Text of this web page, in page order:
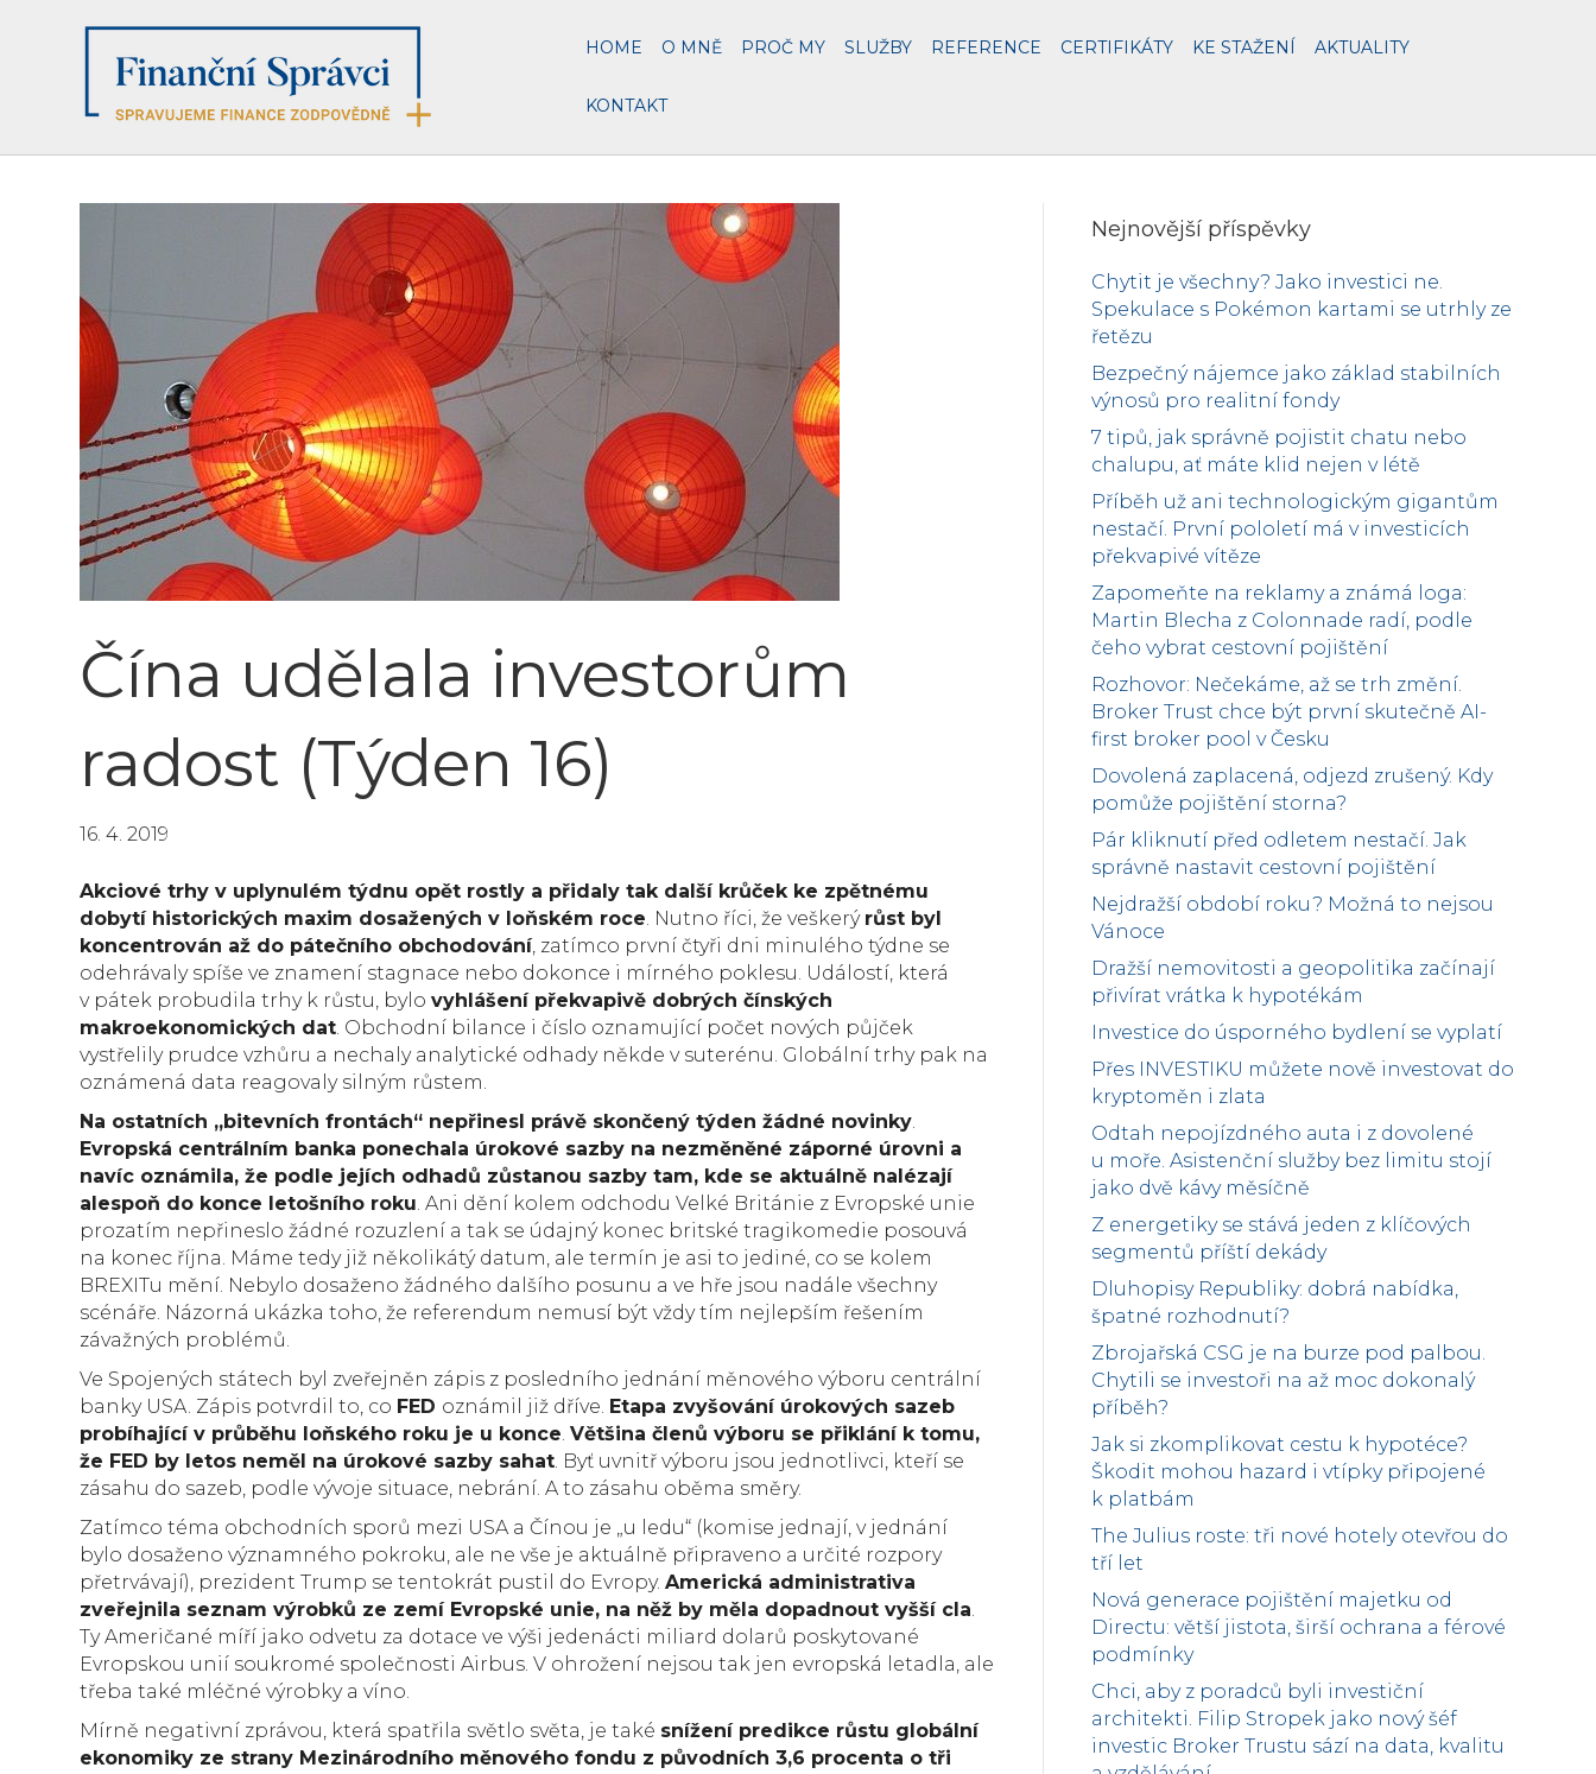
HOME O MNĚ PROČ MY SLUŽBY REFERENCE CERTIFIKÁTY KE STAŽENÍ AKTUALITY
KONTAKT
Čína udělala investorům
radost (Týden 16)
16. 4. 2019
Akciové trhy v uplynulém týdnu opět rostly a přidaly tak další krůček ke zpětnému
dobytí historických maxim dosažených v loňském roce. Nutno říci, že veškerý růst byl
koncentrován až do pátečního obchodování, zatímco první čtyři dni minulého týdne se
odehrávaly spíše ve znamení stagnace nebo dokonce i mírného poklesu. Událostí, která
v pátek probudila trhy k růstu, bylovyhlášení překvapivě dobrých čínských
makroekonomických dat. Obchodní bilance i číslo oznamující počet nových půjček
vystřelily prudce vzhůru a nechaly analytické odhady někde v suterénu. Globální trhy pak na
oznámená data reagovaly silným růstem.
Na ostatních „bitevních frontách“ nepřinesl právě skončený týden žádné novinky.
Evropská centrálním banka ponechala úrokové sazby na nezměněné záporné úrovni a
navíc oznámila, že podle jejích odhadů zůstanou sazby tam, kde se aktuálně nalézají
alespoň do konce letošního roku. Ani dění kolem odchodu Velké Británie z Evropské unie
prozatím nepřineslo žádné rozuzlení a tak se údajný konec britské tragikomedie posouvá
na konec října. Máme tedy již několikátý datum, ale termín je asi to jediné, co se kolem
BREXITu mění. Nebylo dosaženo žádného dalšího posunu a ve hře jsou nadále všechny
scénáře. Názorná ukázka toho, že referendum nemusí být vždy tím nejlepším řešením
závažných problémů.
Ve Spojených státech byl zveřejněn zápis z posledního jednání měnového výboru centrální
banky USA. Zápis potvrdil to, co FED oznámil již dříve. Etapa zvyšování úrokových sazeb
probíhající v průběhu loňského roku je u konce.Většina členů výboru se přiklání k tomu,
že FED by letos neměl na úrokové sazby sahat. Byť uvnitř výboru jsou jednotlivci, kteří se
zásahu do sazeb, podle vývoje situace, nebrání. A to zásahu oběma směry.
Zatímco téma obchodních sporů mezi USA a Čínou je „u ledu“ (komise jednají, v jednání
bylo dosaženo významného pokroku, ale ne vše je aktuálně připraveno a určité rozpory
přetrvávají), prezident Trump se tentokrát pustil do Evropy.Americká administrativa
zveřejnila seznam výrobků ze zemí Evropské unie, na něž by měla dopadnout vyšší cla.
Ty Američané míří jako odvetu za dotace ve výši jedenácti miliard dolarů poskytované
Evropskou unií soukromé společnosti Airbus. V ohrožení nejsou tak jen evropská letadla, ale
třeba také mléčné výrobky a víno.
Mírně negativní zprávou, která spatřila světlo světa, je také snížení predikce růstu globální
ekonomiky ze strany Mezinárodního měnového fondu z původních 3,6 procenta o tři
Nejnovější příspěvky
Chytit je všechny? Jako investici ne.
Spekulace s Pokémon kartami se utrhly ze
řetězu
Bezpečný nájemce jako základ stabilních
výnosů pro realitní fondy
7 tipů, jak správně pojistit chatu nebo
chalupu, ať máte klid nejen v létě
Příběh už ani technologickým gigantům
nestačí. První pololetí má v investicích
překvapivé vítěze
Zapomeňte na reklamy a známá loga:
Martin Blecha z Colonnade radí, podle
čeho vybrat cestovní pojištění
Rozhovor: Nečekáme, až se trh změní.
Broker Trust chce být první skutečně AI-
first broker pool v Česku
Dovolená zaplacená, odjezd zrušený. Kdy
pomůže pojištění storna?
Pár kliknutí před odletem nestačí. Jak
správně nastavit cestovní pojištění
Nejdražší období roku? Možná to nejsou
Vánoce
Dražší nemovitosti a geopolitika začínají
přivírat vrátka k hypotékám
Investice do úsporného bydlení se vyplatí
Přes INVESTIKU můžete nově investovat do
kryptoměn i zlata
Odtah nepojízdného auta i z dovolené
u moře. Asistenční služby bez limitu stojí
jako dvě kávy měsíčně
Z energetiky se stává jeden z klíčových
segmentů příští dekády
Dluhopisy Republiky: dobrá nabídka,
špatné rozhodnutí?
Zbrojařská CSG je na burze pod palbou.
Chytili se investoři na až moc dokonalý
příběh?
Jak si zkomplikovat cestu k hypotéce?
Škodit mohou hazard i vtípky připojené
k platbám
The Julius roste: tři nové hotely otevřou do
tří let
Nová generace pojištění majetku od
Directu: větší jistota, širší ochrana a férové
podmínky
Chci, aby z poradců byli investiční
architekti. Filip Stropek jako nový šéf
investic Broker Trustu sází na data, kvalitu